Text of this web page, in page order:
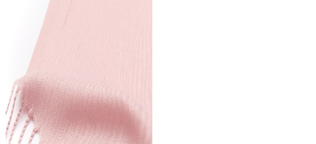
441 ₽
В розницу
?
Узнать оптовую цену сейчас